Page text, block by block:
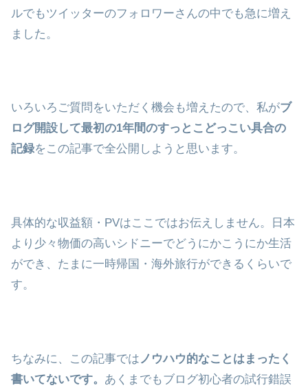
ルでもツイッターのフォロワーさんの中でも急に増え
ました。
いろいろご質問をいただく機会も増えたので、私がブ
ログ開設して最初の1年間のすっとこどっこい具合の
記録をこの記事で全公開しようと思います。
具体的な収益額・PVはここではお伝えしません。日本
より少々物価の高いシドニーでどうにかこうにか生活
ができ、たまに一時帰国・海外旅行ができるくらいで
す。
ちなみに、この記事では ノウハウ的なことはまったく
書いてないです。 あくまでもブログ初心者の試行錯誤